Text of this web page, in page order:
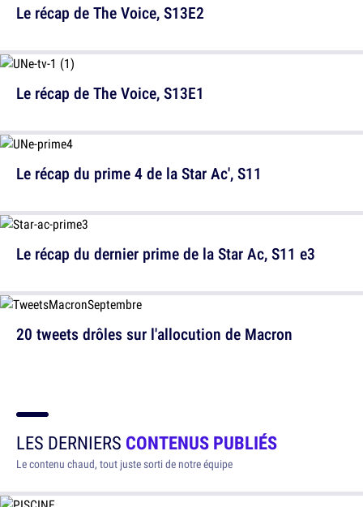
Le récap de The Voice, S13E2
Le récap du prime 4 de la Star Ac', S11
20 tweets drôles sur l'allocution de Macron
Le récap de The Voice, S13E1
Le récap du dernier prime de la Star Ac, S11 e3
LES DERNIERS CONTENUS PUBLIÉS
Le contenu chaud, tout juste sorti de notre équipe